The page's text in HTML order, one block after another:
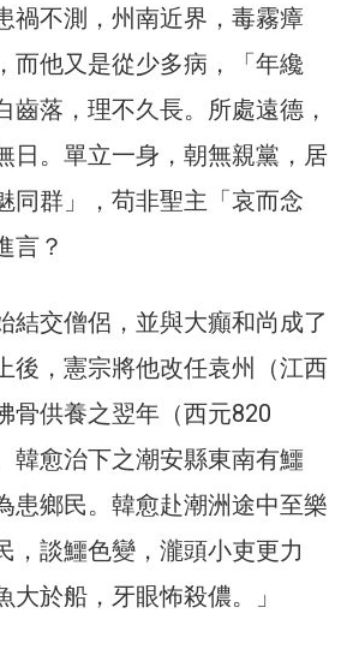
禍不測，州南近界，毒霧瘴
而他又是從少多病，「年纔
齒落，理不久長。所處遠德，
日。單立一身，朝無親黨，居
同群」，苟非聖主「哀而念
言？
結交僧侶，並與大癲和尚成了
後，憲宗將他改任袁州（江西
骨供養之翌年（西元820
韓愈治下之潮安縣東南有鱷
患鄉民。韓愈赴潮洲途中至樂
，談鱷色變，瀧頭小吏更力
大於船，牙眼怖殺儂。」